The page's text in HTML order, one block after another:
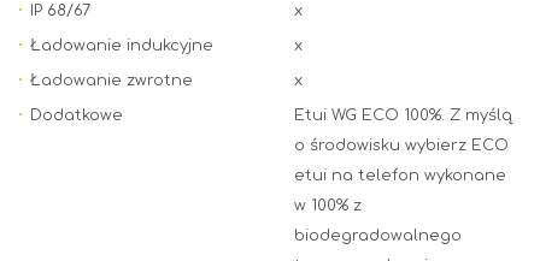
IP 68/67 x
Ładowanie indukcyjne x
Ładowanie zwrotne x
Dodatkowe
Etui WG ECO 100%. Z myślą
o środowisku wybierz ECO
etui na telefon wykonane
w 100% z
biodegradowalnego